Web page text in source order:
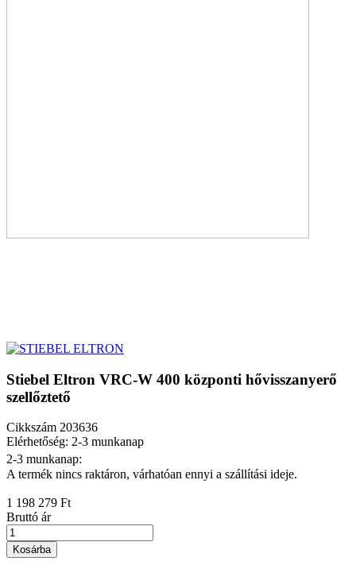
Stiebel Eltron VRC-W 400 központi hővisszanyerő
szellőztető
Cikkszám 203636
Elérhetőség: 2-3 munkanap
2-3 munkanap:
A termék nincs raktáron, várhatóan ennyi a szállítási ideje.
1 198 279 Ft
Bruttó ár
Kosárba